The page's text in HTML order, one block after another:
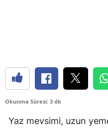
Okunma Süresi: 3 dk
Yaz mevsimi, uzun